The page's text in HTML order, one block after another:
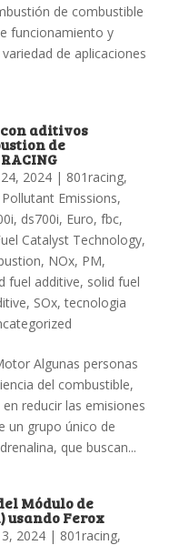
de combustible
funcionamiento y
de aplicaciones
aditivos
de
2024| 801racing,
Emissions,
, ds700i, Euro, fbc,
Catalyst Technology,
, NOx, PM,
fuel additive, solid fuel
, SOx,tecnologia
Algunas personas
del combustible,
reducir las emisiones
un grupo único de
que buscan...
Módulo de
usando Ferox
2024| 801racing,